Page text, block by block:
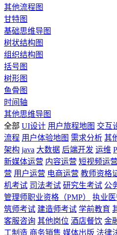
其他流程图
甘特图
基础思维导图
树状结构图
组织结构图
括号图
树形图
鱼骨图
时间轴
其他思维导图
全部 UI设计 用户旅程地图 交互
流程 用户体验地图 需求分析 其
架构 java 大数据 后端开发 运维
新媒体运营 内容运营 短视频运营
营 用户运营 电商运营 教师资格
机考试 司法考试 研究生考试 公
管理师职业资格（PMP）
执业
筑师考试 建造师考试 学前教育
客服咨询 其他岗位 酒店餐饮 金
工制造 商务销售 媒体出版 法律